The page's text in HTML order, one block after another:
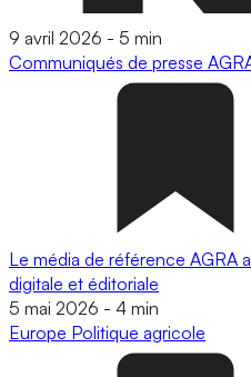
9 avril 2026 - 5 min
Communiqués de presse
Le média de référence AGRA
digitale et éditoriale
5 mai 2026 - 4 min
Europe Politique agricole